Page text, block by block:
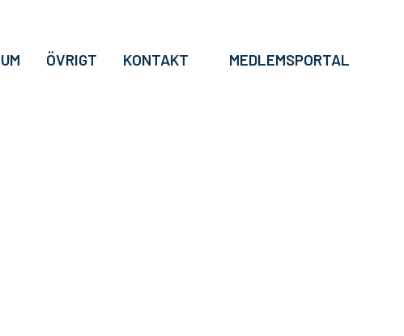
ÖVRIGT KONTAKT MEDLEMSPORTAL